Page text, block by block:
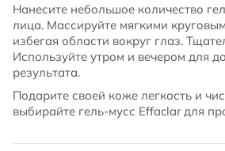
Нанесите небольшое количество
лица. Массируйте мягкими
избегая области вокруг глаз.
Используйте утром и вечером для
результата.
Подарите своей коже легкость и
выбирайте гель-мусс Effaclar для